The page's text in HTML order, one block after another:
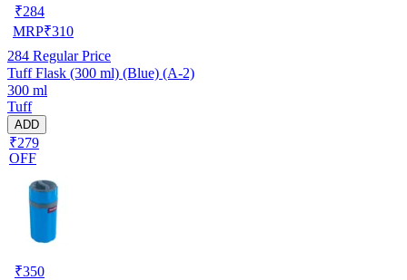
₹284
MRP₹310
284 Regular Price
Tuff Flask (300 ml) (Blue) (A-2)
300 ml
Tuff
ADD
₹279
OFF
₹350